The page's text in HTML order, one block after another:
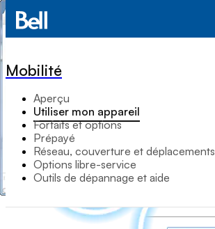
Mobilité
Aperçu
Utiliser mon appareil
Forfaits et options
Prépayé
Réseau, couverture et déplacements
Options libre-service
Outils de dépannage et aide